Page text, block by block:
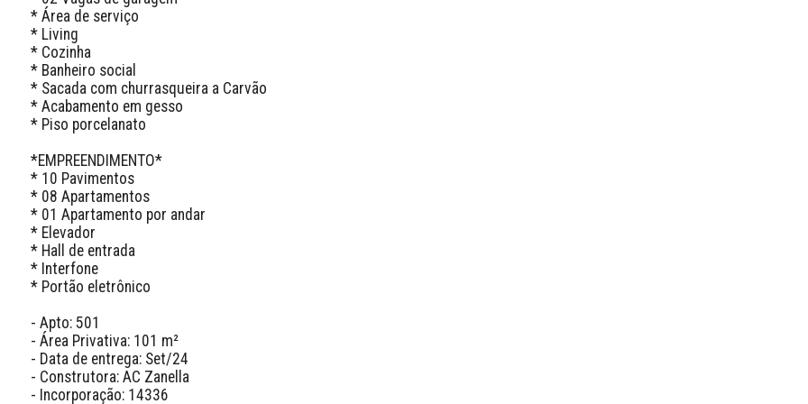
* Área de serviço
* Living
* Cozinha
* Banheiro social
* Sacada com churrasqueira a Carvão
* Acabamento em gesso
* Piso porcelanato
*EMPREENDIMENTO*
* 10 Pavimentos
* 08 Apartamentos
* 01 Apartamento por andar
* Elevador
* Hall de entrada
* Interfone
* Portão eletrônico
- Apto: 501
- Área Privativa: 101 m²
- Data de entrega: Set/24
- Construtora: AC Zanella
- Incorporação: 14336